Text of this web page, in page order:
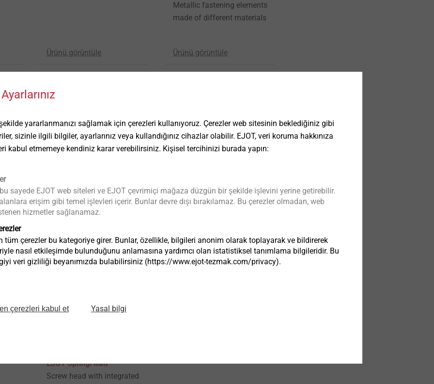
Ürünü görüntüle
Metallic fastening elements
made of different materials
Ürünü görüntüle
Specifics about surface
coating
Ürünü görüntüle
Direct fastening into high
strength materials
Ürünü görüntüle
EJOT SpringHead
Screw head with integrated
yararlanmanızı sağlamak için çerezleri kullanıyoruz. Çerezler web sitesinin beklediğiniz gibi
sizinle ilgili bilgiler, ayarlarınız veya kullandığınız cihazlar olabilir. EJOT, veri koruma hakkınıza
kabul etmemeye kendiniz karar verebilirsiniz. Kişisel tercihinizi burada yapın:
sayede EJOT web siteleri ve EJOT çevrimiçi mağaza düzgün bir şekilde işlevini yerine getirebilir.
erişim gibi temel işlevleri içerir. Bunlar devre dışı bırakılamaz. Bu çerezler olmadan, web
hizmetler sağlanamaz.
tüm çerezler bu kategoriye girer. Bunlar, özellikle, bilgileri anonim olarak toplayarak ve bildirerek
nasıl etkileşimde bulunduğunu anlamasına yardımcı olan istatistiksel tanımlama bilgileridir. Bu
veri gizliliği beyanımızda bulabilirsiniz (https://www.ejot-tezmak.com/privacy).
çerezleri kabul et Yasal bilgi